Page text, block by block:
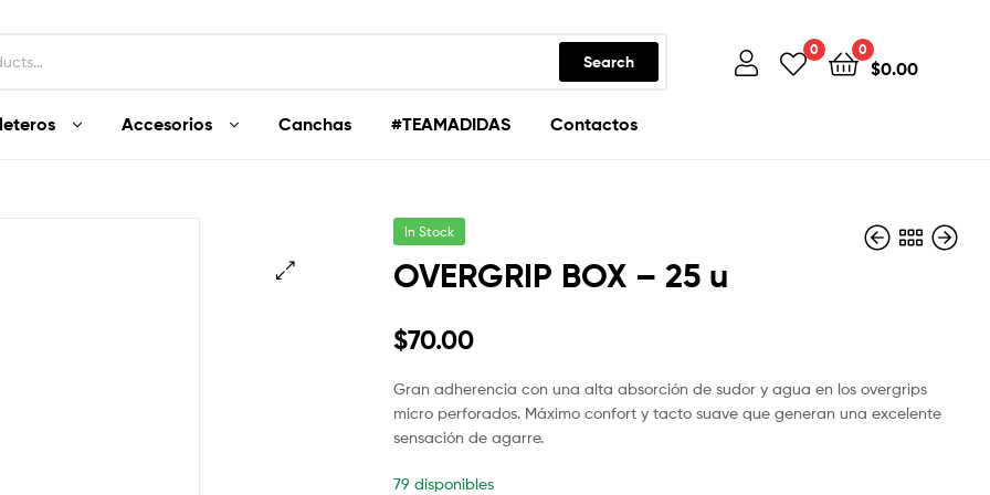
Search
0 0
$0.00
Accesorios Canchas #TEAMADIDAS Contactos
In Stock
OVERGRIP BOX – 25 u
$70.00
Gran adherencia con una alta absorción de sudor y agua en los overgrips
micro perforados. Máximo confort y tacto suave que generan una excelente
sensación de agarre.
79 disponibles